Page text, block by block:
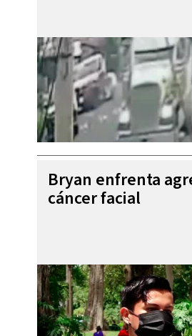
Bryan enfrenta
cáncer facial